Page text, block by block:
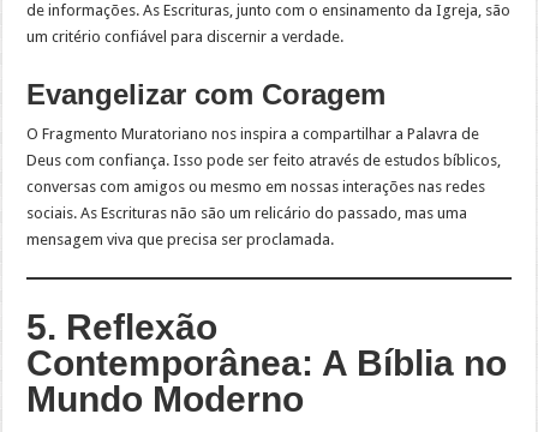
de informações. As Escrituras, junto com o ensinamento da Igreja, são
um critério confiável para discernir a verdade.
Evangelizar com Coragem
O Fragmento Muratoriano nos inspira a compartilhar a Palavra de
Deus com confiança. Isso pode ser feito através de estudos bíblicos,
conversas com amigos ou mesmo em nossas interações nas redes
sociais. As Escrituras não são um relicário do passado, mas uma
mensagem viva que precisa ser proclamada.
5. Reflexão
Contemporânea: A Bíblia no
Mundo Moderno